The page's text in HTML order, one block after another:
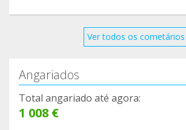
Ver todos os cometários
Angariados
Total angariado até agora:
1 008 €